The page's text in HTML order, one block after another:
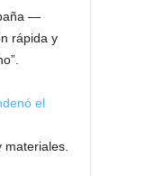
—
rápida y
el